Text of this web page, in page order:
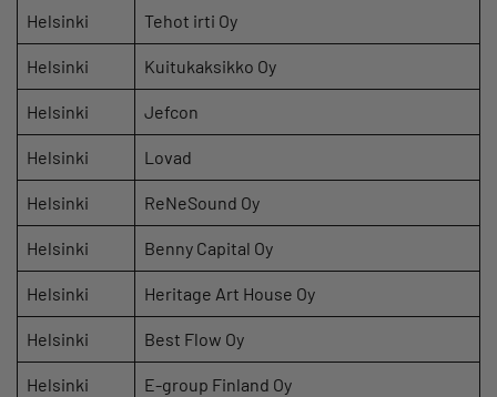
Helsinki Tehot irti Oy
Helsinki Kuitukaksikko Oy
Helsinki Jefcon
Helsinki Lovad
Helsinki ReNeSound Oy
Helsinki Benny Capital Oy
Helsinki Heritage Art House Oy
Helsinki Best Flow Oy
Helsinki E-group Finland Oy